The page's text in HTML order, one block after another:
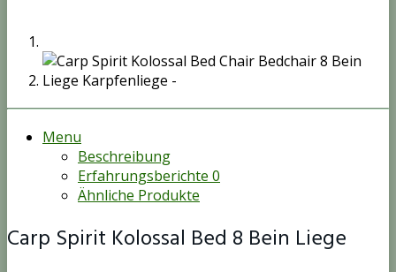
Menu
Beschreibung
Erfahrungsberichte 0
Ähnliche Produkte
Carp Spirit Kolossal Bed 8 Bein Liege